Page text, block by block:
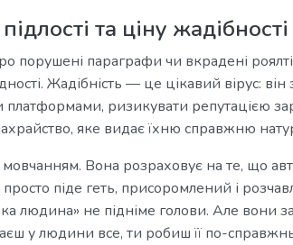
та ціну жадібності
порушені параграфи чи вкрадені
Жадібність — це цікавий вірус:
платформами, ризикувати репутацією
яке видає їхню справжню
Вона розраховує на те, що
піде геть, присоромлений і
людина» не підніме голови. Але вони
у людини все, ти робиш її по-